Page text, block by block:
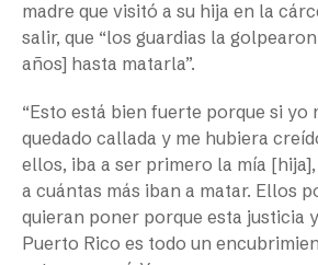
madre que visitó a su hija en la
salir, que “los guardias la
años] hasta matarla”.
“Esto está bien fuerte porque si yo
quedado callada y me hubiera
ellos, iba a ser primero la mía
a cuántas más iban a matar. Ellos
quieran poner porque esta justicia
Puerto Rico es todo un